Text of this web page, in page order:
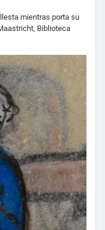
mientras porta su
Biblioteca